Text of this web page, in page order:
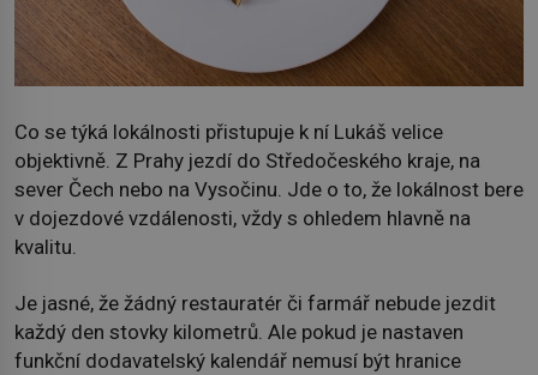
Co se týká lokálnosti přistupuje k ní Lukáš velice
objektivně. Z Prahy jezdí do Středočeského kraje, na
sever Čech nebo na Vysočinu. Jde o to, že lokálnost bere
v dojezdové vzdálenosti, vždy s ohledem hlavně na
kvalitu.
Je jasné, že žádný restauratér či farmář nebude jezdit
každý den stovky kilometrů. Ale pokud je nastaven
funkční dodavatelský kalendář nemusí být hranice